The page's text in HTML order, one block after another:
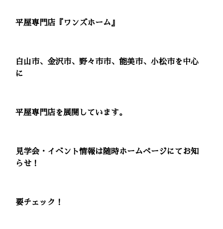
平屋専門店『ワンズホーム』
白山市、金沢市、野々市市、能美市、小松市を中心
に
平屋専門店を展開しています。
見学会・イベント情報は随時ホームページにてお知
らせ！
要チェック！